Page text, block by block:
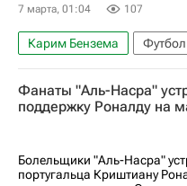
7 марта, 01:04 107
Карим Бензема Футбол
Малком
Сергей
Аль-Хиляль (Эр-Рияд)
Фанаты "Аль-Насра"
поддержку Роналду на
Болельщики "Аль-Насра"
португальца Криштиану